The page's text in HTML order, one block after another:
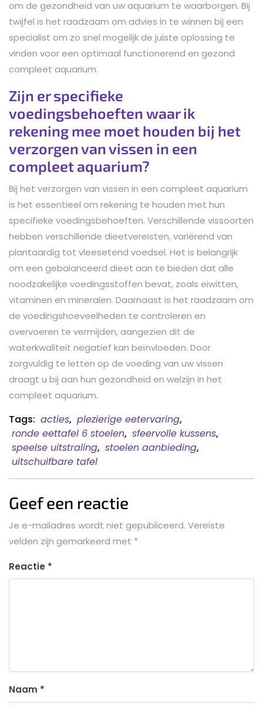
om de gezondheid van uw aquarium te waarborgen. Bij
twijfel is het raadzaam om advies in te winnen bij een
specialist om zo snel mogelijk de juiste oplossing te
vinden voor een optimaal functionerend en gezond
compleet aquarium.
Zijn er specifieke
voedingsbehoeften waar ik
rekening mee moet houden bij het
verzorgen van vissen in een
compleet aquarium?
Bij het verzorgen van vissen in een compleet aquarium
is het essentieel om rekening te houden met hun
specifieke voedingsbehoeften. Verschillende vissoorten
hebben verschillende dieetvereisten, variërend van
plantaardig tot vleesetend voedsel. Het is belangrijk
om een gebalanceerd dieet aan te bieden dat alle
noodzakelijke voedingsstoffen bevat, zoals eiwitten,
vitaminen en mineralen. Daarnaast is het raadzaam om
de voedingshoeveelheden te controleren en
overvoeren te vermijden, aangezien dit de
waterkwaliteit negatief kan beïnvloeden. Door
zorgvuldig te letten op de voeding van uw vissen
draagt u bij aan hun gezondheid en welzijn in het
compleet aquarium.
Tags: acties, plezierige eetervaring,
ronde eettafel 6 stoelen, sfeervolle kussens,
speelse uitstraling, stoelen aanbieding,
uitschuifbare tafel
Geef een reactie
Je e-mailadres wordt niet gepubliceerd. Vereiste
velden zijn gemarkeerd met *
Reactie *
Naam *